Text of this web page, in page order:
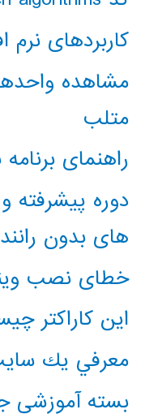
کاربردهای نرم
مشاهده
متلب
راهنمای
دوره
های بدون
خطای نصب
این کاراکتر چیست؟
معرفي يك
بسته آموزشی